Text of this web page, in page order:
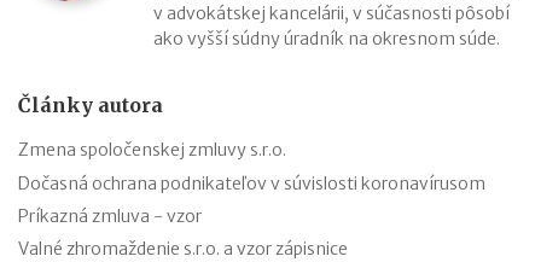
v advokátskej kancelárii, v súčasnosti pôsobí
ako vyšší súdny úradník na okresnom súde.
Články autora
Zmena spoločenskej zmluvy s.r.o.
Dočasná ochrana podnikateľov v súvislosti koronavírusom
Príkazná zmluva - vzor
Valné zhromaždenie s.r.o. a vzor zápisnice